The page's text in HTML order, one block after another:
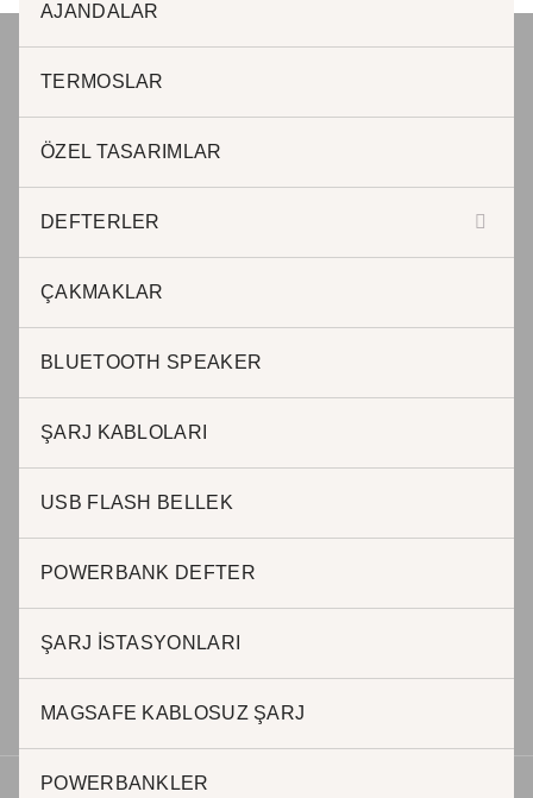
AJANDALAR
TERMOSLAR
ÖZEL TASARIMLAR
DEFTERLER
ÇAKMAKLAR
BLUETOOTH SPEAKER
ŞARJ KABLOLARI
USB FLASH BELLEK
POWERBANK DEFTER
ŞARJ İSTASYONLARI
MAGSAFE KABLOSUZ ŞARJ
POWERBANKLER
JADE PROMOSYON Reklam ve Matbaa
www.jadepromosyon.com www.kurumsalhediyelik.com.tr
Adnan Kahveci Mah. Osmanlı Cad. No:51 / 40 Beylikdüzü
T : 0212 999 0 845 / Cep: 0507 242 11 60
BURSA OFİS
0 505 623 63 57
bursa@kurumsalhediyelik.com.tr